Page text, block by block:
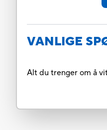
VANLIGE
Alt du trenger om å